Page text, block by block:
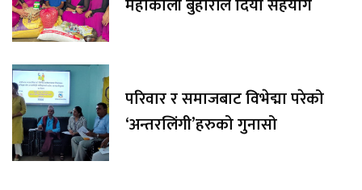
महाकाली बुहारीले दियो सहयोग
परिवार र समाजबाट विभेद्मा परेको
‘अन्तरलिंगी’हरुको गुनासो